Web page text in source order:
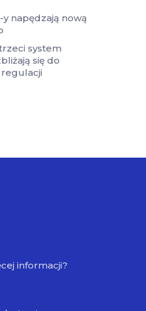
y napędzają nową
system
się do
informacji?